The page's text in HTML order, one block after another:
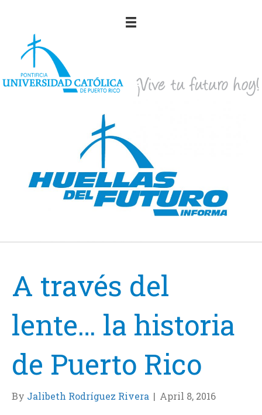
A través del
lente… la historia
de Puerto Rico
By Jalibeth Rodríguez Rivera | April 8, 2016